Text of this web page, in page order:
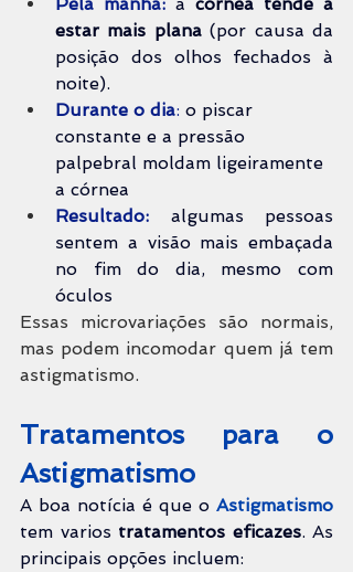
estar mais plana (por causa da
posição dos olhos fechados à
noite).
Durante o dia: o piscar
constante e a pressão
palpebral moldam ligeiramente
a córnea
Resultado: algumas pessoas
sentem a visão mais embaçada
no fim do dia, mesmo com
óculos
Essas microvariações são normais,
mas podem incomodar quem já tem
astigmatismo.
Tratamentos para o
Astigmatismo
A boa notícia é que o
tem varios tratamentos eficazes. As
principais opções incluem: